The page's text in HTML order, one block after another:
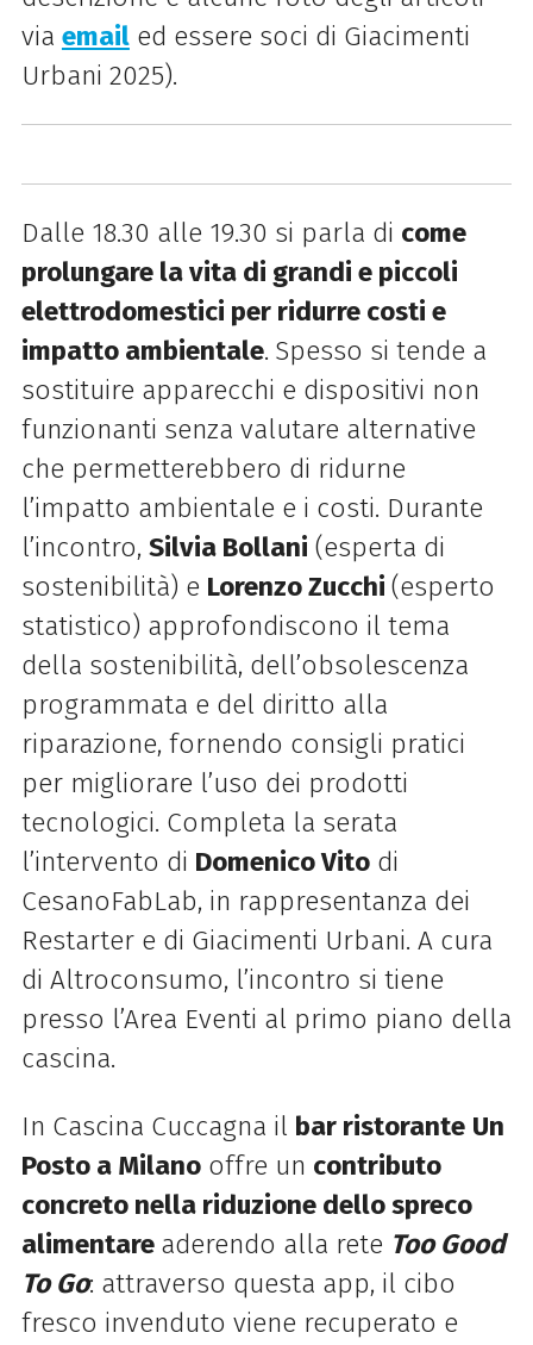
via email ed essere soci di Giacimenti
Urbani 2025).
Dalle 18.30 alle 19.30 si parla di come
prolungare la vita di grandi e piccoli
elettrodomestici per ridurre costi e
impatto ambientale. Spesso si tende a
sostituire apparecchi e dispositivi non
funzionanti senza valutare alternative
che permetterebbero di ridurne
l’impatto ambientale e i costi. Durante
l’incontro, Silvia Bollani (esperta di
sostenibilità) e Lorenzo Zucchi (esperto
statistico) approfondiscono il tema
della sostenibilità, dell’obsolescenza
programmata e del diritto alla
riparazione, fornendo consigli pratici
per migliorare l’uso dei prodotti
tecnologici. Completa la serata
l’intervento di Domenico Vitodi
CesanoFabLab, in rappresentanza dei
Restarter e di Giacimenti Urbani. A cura
di Altroconsumo, l’incontro si tiene
presso l’Area Eventi al primo piano della
cascina.
In Cascina Cuccagna il bar ristorante Un
Posto a Milanooffre un contributo
concreto nella riduzione dello spreco
alimentare aderendo alla rete Too Good
To Go: attraverso questa app, il cibo
fresco invenduto viene recuperato e